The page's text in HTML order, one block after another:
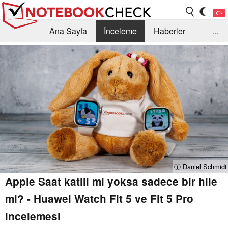
Ana Sayfa İnceleme
Haberler
Öneri /SSS
Kütüphane
Satın Alma Rehberi
İletişim
...
ⓘ Daniel Schmidt
Apple Saat katili mi yoksa sadece bir hile
mi? - Huawei Watch Fit 5 ve Fit 5 Pro
incelemesi